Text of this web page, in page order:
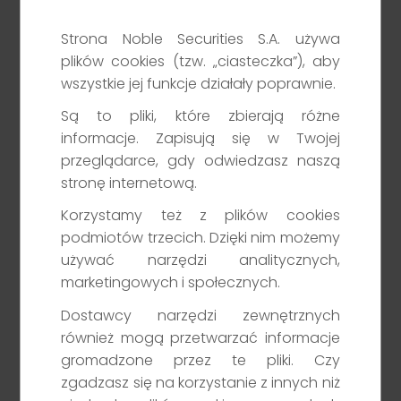
Ofercie jest Prospekt (wraz z ewentualnymi
późniejszymi suplementami oraz komunikatami
aktualizującymi) („Prospekt”), oraz Ostateczne
Warunki Emisji danej serii Obligacji („OWE”), które są
dostępne na stronie internetowej Emitenta
www[.]cavatina[.]pl oraz na stronie internetowej
Noble Securities S.A. (www[.]noblesecurities[.]pl).
Inwestycja w Obligacje emitowane przez Emitenta
wiąże się z ryzykiem utraty części lub całości
zainwestowanych środków.
Prospektu wiąże się z szeregiem ryzyk właściwych
dla dłużnych papierów wartościowych.
Inwestycja w Obligacje nie gwarantuje osiągnięcia
Strona Noble Securities S.A. używa
plików cookies (tzw. „ciasteczka”), aby
wszystkie jej funkcje działały poprawnie.
Są to pliki, które zbierają różne
informacje. Zapisują się w Twojej
przeglądarce, gdy odwiedzasz naszą
stronę internetową.
Korzystamy też z plików cookies
podmiotów trzecich. Dzięki nim możemy
używać narzędzi analitycznych,
marketingowych i społecznych.
Dostawcy narzędzi zewnętrznych
również mogą przetwarzać informacje
gromadzone przez te pliki. Czy
zgadzasz się na korzystanie z innych niż